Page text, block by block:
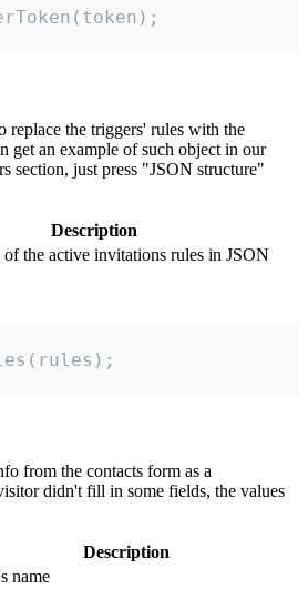
replace the triggers' rules with the
get an example of such object in our
section, just press "JSON structure"
Description
the active invitations rules in JSON
from the contacts form as a
didn't fill in some fields, the values
Description
name